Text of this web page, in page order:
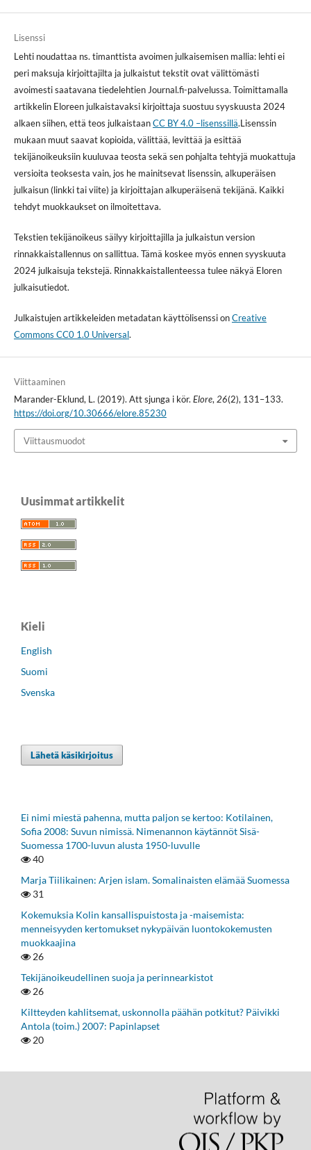
Lisenssi
Lehti noudattaa ns. timanttista avoimen julkaisemisen mallia: lehti ei
peri maksuja kirjoittajilta ja julkaistut tekstit ovat välittömästi
avoimesti saatavana tiedelehtien Journal.fi-palvelussa. Toimittamalla
artikkelin Eloreen julkaistavaksi kirjoittaja suostuu syyskuusta 2024
alkaen siihen, että teos julkaistaanCC BY 4.0 –lisenssillä.Lisenssin
mukaan muut saavat kopioida, välittää, levittää ja esittää
tekijänoikeuksiin kuuluvaa teosta sekä sen pohjalta tehtyjä muokattuja
versioita teoksesta vain, jos he mainitsevat lisenssin, alkuperäisen
julkaisun (linkki tai viite) ja kirjoittajan alkuperäisenä tekijänä. Kaikki
tehdyt muokkaukset on ilmoitettava.
Tekstien tekijänoikeus säilyy kirjoittajilla ja julkaistun version
rinnakkaistallennus on sallittua. Tämä koskee myös ennen syyskuuta
2024 julkaisuja tekstejä. Rinnakkaistallenteessa tulee näkyä Eloren
julkaisutiedot.
Julkaistujen artikkeleiden metadatan käyttölisenssi onCreative
Commons CC0 1.0 Universal.
Viittaaminen
Marander-Eklund, L. (2019). Att sjunga i kör. Elore, 26(2), 131–133.
https://doi.org/10.30666/elore.85230
Viittausmuodot
Uusimmat artikkelit
Kieli
English
Suomi
Svenska
Lähetä käsikirjoitus
Ei nimi miestä pahenna, mutta paljon se kertoo: Kotilainen,
Sofia 2008: Suvun nimissä. Nimenannon käytännöt Sisä-
Suomessa 1700-luvun alusta 1950-luvulle
40
Marja Tiilikainen: Arjen islam. Somalinaisten elämää Suomessa
31
Kokemuksia Kolin kansallispuistosta ja -maisemista:
menneisyyden kertomukset nykypäivän luontokokemusten
muokkaajina
26
Tekijänoikeudellinen suoja ja perinnearkistot
26
Kiltteyden kahlitsemat, uskonnolla päähän potkitut? Päivikki
Antola (toim.) 2007: Papinlapset
20